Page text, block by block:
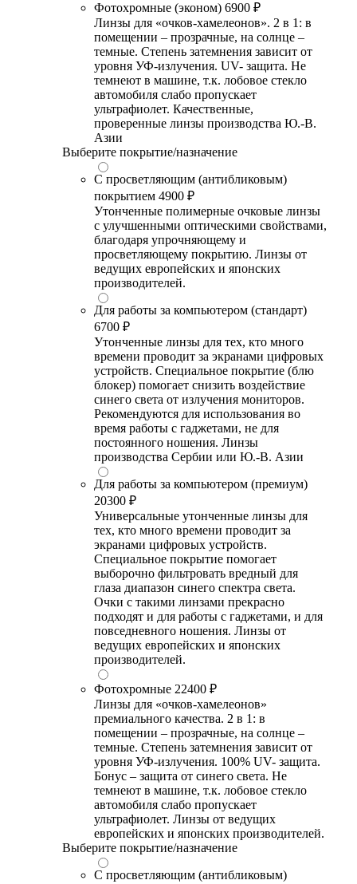
Фотохромные (эконом) 6900 ₽
Линзы для «очков-хамелеонов». 2 в 1: в
помещении – прозрачные, на солнце –
темные. Степень затемнения зависит от
уровня УФ-излучения. UV- защита. Не
темнеют в машине, т.к. лобовое стекло
автомобиля слабо пропускает
ультрафиолет. Качественные,
проверенные линзы производства Ю.-В.
Азии
Выберите покрытие/назначение
С просветляющим (антибликовым)
покрытием 4900 ₽
Утонченные полимерные очковые линзы
с улучшенными оптическими свойствами,
благодаря упрочняющему и
просветляющему покрытию. Линзы от
ведущих европейских и японских
производителей.
Для работы за компьютером (стандарт)
6700 ₽
Утонченные линзы для тех, кто много
времени проводит за экранами цифровых
устройств. Специальное покрытие (блю
блокер) помогает снизить воздействие
синего света от излучения мониторов.
Рекомендуются для использования во
время работы с гаджетами, не для
постоянного ношения. Линзы
производства Сербии или Ю.-В. Азии
Для работы за компьютером (премиум)
20300 ₽
Универсальные утонченные линзы для
тех, кто много времени проводит за
экранами цифровых устройств.
Специальное покрытие помогает
выборочно фильтровать вредный для
глаза диапазон синего спектра света.
Очки с такими линзами прекрасно
подходят и для работы с гаджетами, и для
повседневного ношения. Линзы от
ведущих европейских и японских
производителей.
Фотохромные 22400 ₽
Линзы для «очков-хамелеонов»
премиального качества. 2 в 1: в
помещении – прозрачные, на солнце –
темные. Степень затемнения зависит от
уровня УФ-излучения. 100% UV- защита.
Бонус – защита от синего света. Не
темнеют в машине, т.к. лобовое стекло
автомобиля слабо пропускает
ультрафиолет. Линзы от ведущих
европейских и японских производителей.
Выберите покрытие/назначение
С просветляющим (антибликовым)